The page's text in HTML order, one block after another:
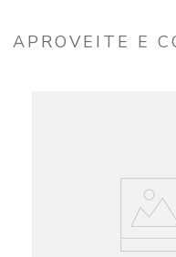
APROVEITE E